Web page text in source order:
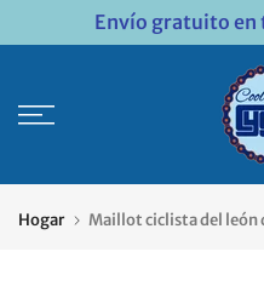
Envío gratuito en
Hogar Maillot ciclista del león